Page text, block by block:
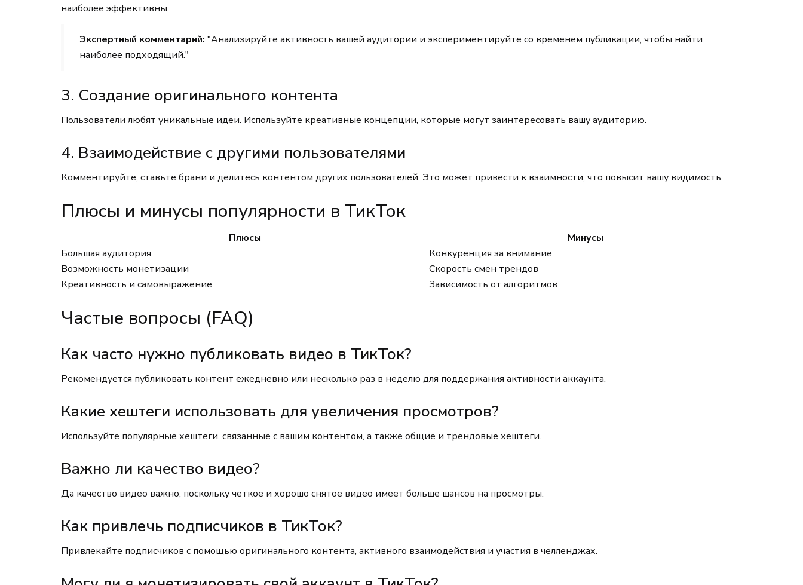
наиболее эффективны.
Экспертный комментарий: "Анализируйте активность вашей аудитории и экспериментируйте со временем публикации, чтобы найти
наиболее подходящий."
3. Создание оригинального контента
Пользователи любят уникальные идеи. Используйте креативные концепции, которые могут заинтересовать вашу аудиторию.
4. Взаимодействие с другими пользователями
Комментируйте, ставьте брани и делитесь контентом других пользователей. Это может привести к взаимности, что повысит вашу видимость.
Плюсы и минусы популярности в ТикТок
Плюсы
Минусы
Большая аудитория
Конкуренция за внимание
Возможность монетизации
Скорость смен трендов
Креативность и самовыражение
Зависимость от алгоритмов
Частые вопросы (FAQ)
Как часто нужно публиковать видео в ТикТок?
Рекомендуется публиковать контент ежедневно или несколько раз в неделю для поддержания активности аккаунта.
Какие хештеги использовать для увеличения просмотров?
Используйте популярные хештеги, связанные с вашим контентом, а также общие и трендовые хештеги.
Важно ли качество видео?
Да качество видео важно, поскольку четкое и хорошо снятое видео имеет больше шансов на просмотры.
Как привлечь подписчиков в ТикТок?
Привлекайте подписчиков с помощью оригинального контента, активного взаимодействия и участия в челленджах.